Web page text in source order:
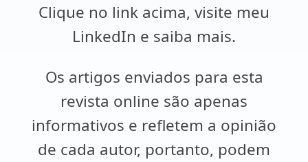
Clique no link acima, visite meu
LinkedIn e saiba mais.
Os artigos enviados para esta
revista online são apenas
informativos e refletem a opinião
de cada autor, portanto, podem